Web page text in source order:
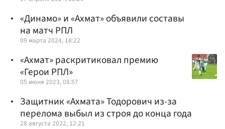
«Динамо» и «Ахмат» объявили составы
на матч РПЛ
09 марта 2024, 18:22
«Ахмат» раскритиковал премию
«Герои РПЛ»
05 июня 2023, 08:57
Защитник «Ахмата» Тодорович из-за
перелома выбыл из строя до конца года
28 августа 2022, 12:21